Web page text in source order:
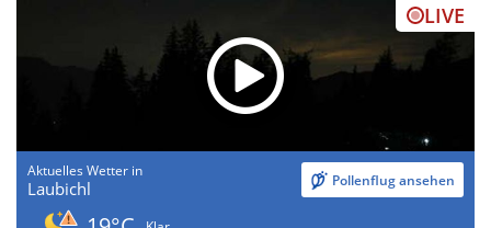
LIVE
Aktuelles Wetter in
Laubichl Pollenflug ansehen